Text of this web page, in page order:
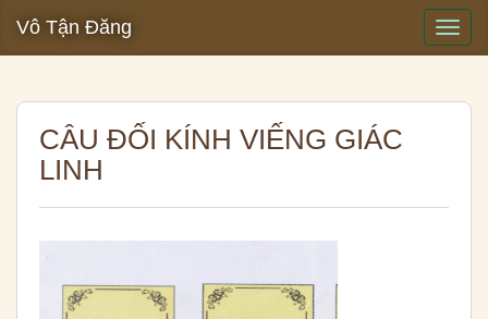
Vô Tận Đăng
CÂU ĐỐI KÍNH VIẾNG GIÁC
LINH